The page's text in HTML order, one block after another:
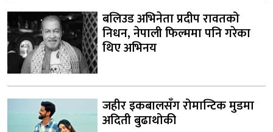
बलिउड अभिनेता प्रदीप रावतको
निधन, नेपाली फिल्ममा पनि गरेका
थिए अभिनय
जहीर इकबालसँग रोमान्टिक मुडमा
अदिती बुढाथोकी